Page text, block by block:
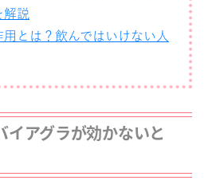
解説
とは？飲んではいけない人
イアグラが効かないと